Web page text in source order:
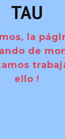
TAU
la
de
ello !